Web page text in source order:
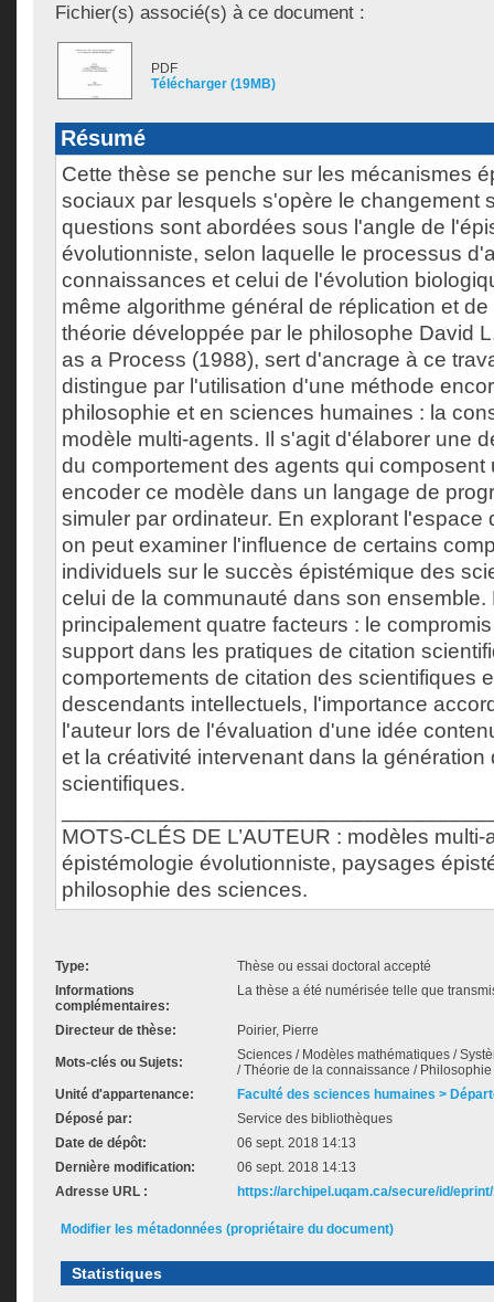
Fichier(s) associé(s) à ce document :
PDF
Télécharger (19MB)
Résumé
Cette thèse se penche sur les mécanismes
sociaux par lesquels s'opère le changement
questions sont abordées sous l'angle de
évolutionniste, selon laquelle le processus
connaissances et celui de l'évolution
même algorithme général de réplication et
théorie développée par le philosophe David
as a Process (1988), sert d'ancrage à ce
distingue par l'utilisation d'une méthode
philosophie et en sciences humaines : la
modèle multi-agents. Il s'agit d'élaborer une
du comportement des agents qui composent
encoder ce modèle dans un langage de
simuler par ordinateur. En explorant l'espace
on peut examiner l'influence de certains
individuels sur le succès épistémique des
celui de la communauté dans son
principalement quatre facteurs : le
support dans les pratiques de citation
comportements de citation des scientifiques
descendants intellectuels, l'importance
l'auteur lors de l'évaluation d'une idée
et la créativité intervenant dans la
scientifiques.
MOTS-CLÉS DE L’AUTEUR : modèles
épistémologie évolutionniste, paysages
philosophie des sciences.
Type:
Thèse ou essai doctoral accepté
Informations
complémentaires:
La thèse a été numérisée telle que
Directeur de thèse: Poirier, Pierre
Mots-clés ou Sujets:
Sciences / Modèles mathématiques /
/ Théorie de la connaissance /
Unité d'appartenance:
Faculté des sciences humaines >
Déposé par:
Service des bibliothèques
Date de dépôt:
06 sept. 2018 14:13
Dernière modification:
06 sept. 2018 14:13
Adresse URL :
https://archipel.uqam.ca/secure/id/
Modifier les métadonnées (propriétaire du document)
Statistiques